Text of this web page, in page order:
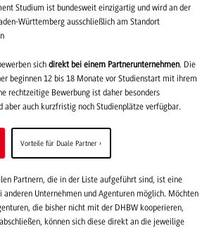
Studium ist bundesweit einzigartig und wird an der
Württemberg ausschließlich am Standort
sich direkt bei einem Partnerunternehmen. Die
beginnen 12 bis 18 Monate vor Studienstart mit ihrem
rechtzeitige Bewerbung ist daher besonders
aber auch kurzfristig noch Studienplätze verfügbar.
Vorteile für Duale Partner
Partnern, die in der Liste aufgeführt sind, ist eine
anderen Unternehmen und Agenturen möglich. Möchten
die bisher nicht mit der DHBW kooperieren,
können sich diese direkt an die jeweilige